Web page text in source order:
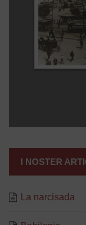
I NOSTER
La narcisada